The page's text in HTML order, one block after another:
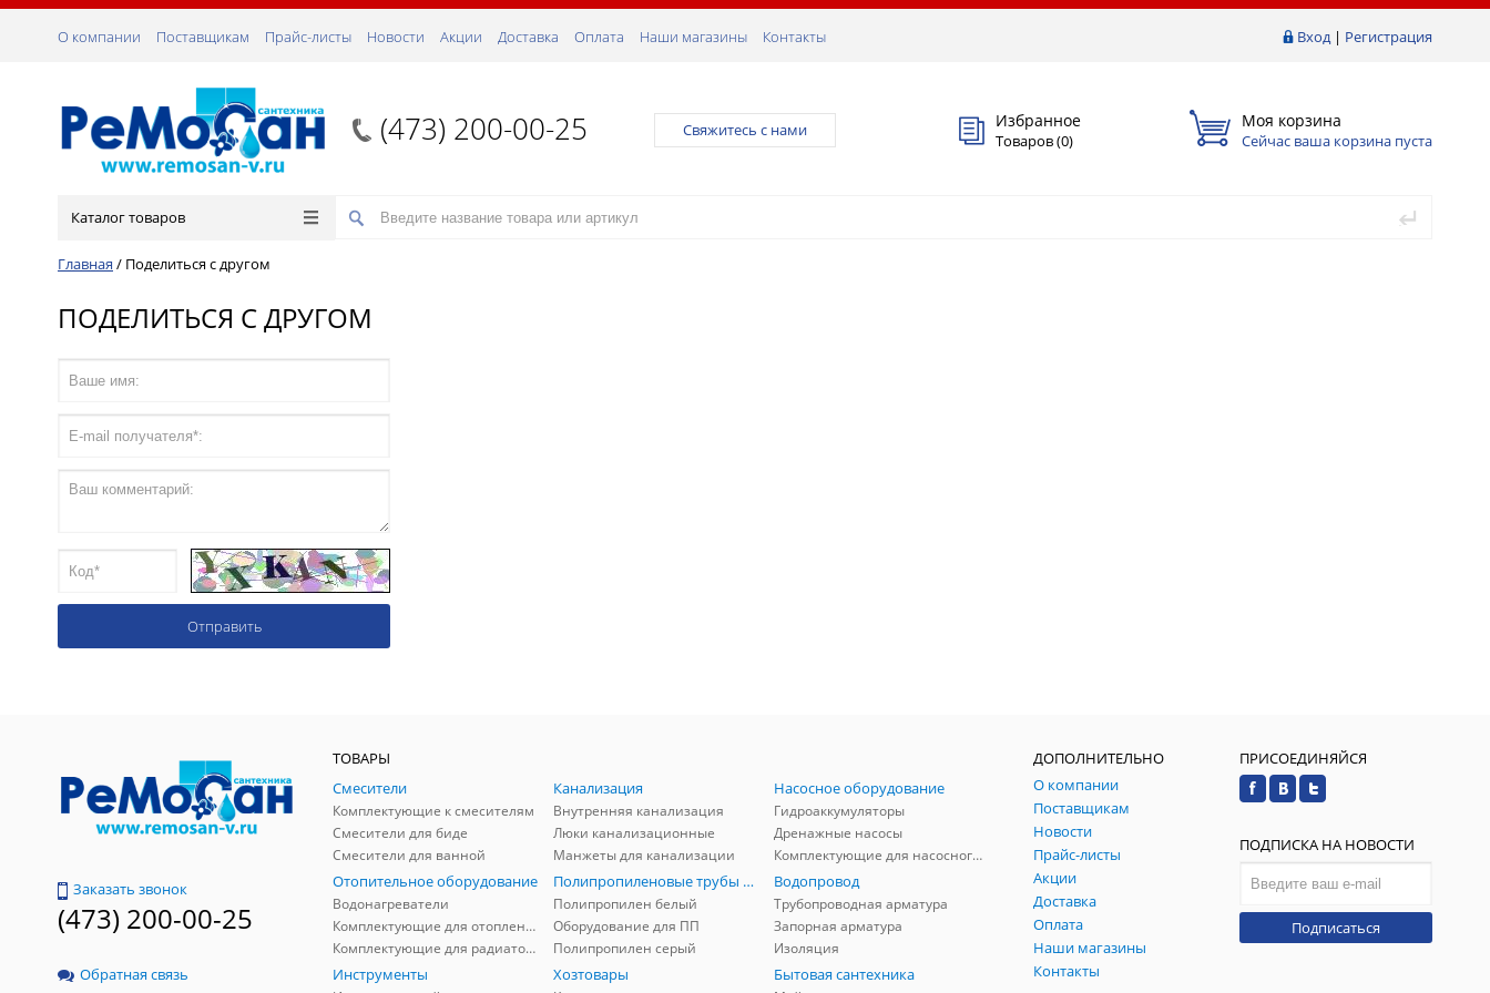
Вход| Регистрация
О компании Поставщикам Прайс-листы Новости Акции Доставка Оплата Наши магазины Контакты
(473) 200-00-25 Свяжитесь с нами Избранное
Товаров (0)
Моя корзина
Сейчас ваша корзина пуста
Каталог товаров
Главная / Поделиться с другом
ПОДЕЛИТЬСЯ С ДРУГОМ
Заказать звонок
(473) 200-00-25
Обратная связь
ТОВАРЫ
Смесители
Комплектующие к смесителям
Смесители для биде
Смесители для ванной
Канализация
Внутренняя канализация
Люки канализационные
Манжеты для канализации
Насосное оборудование
Гидроаккумуляторы
Дренажные насосы
Комплектующие для насосного оборудования
Отопительное оборудование
Водонагреватели
Комплектующие для отопления
Комплектующие для радиаторов
Полипропиленовые трубы и фитинги
Полипропилен белый
Оборудование для ПП
Полипропилен серый
Водопровод
Трубопроводная арматура
Запорная арматура
Изоляция
Инструменты Хозтовары Бытовая сантехника
ДОПОЛНИТЕЛЬНО
О компании
Поставщикам
Новости
Прайс-листы
Акции
Доставка
Оплата
Наши магазины
Контакты
ПРИСОЕДИНЯЙСЯ
ПОДПИСКА НА НОВОСТИ
Подписаться